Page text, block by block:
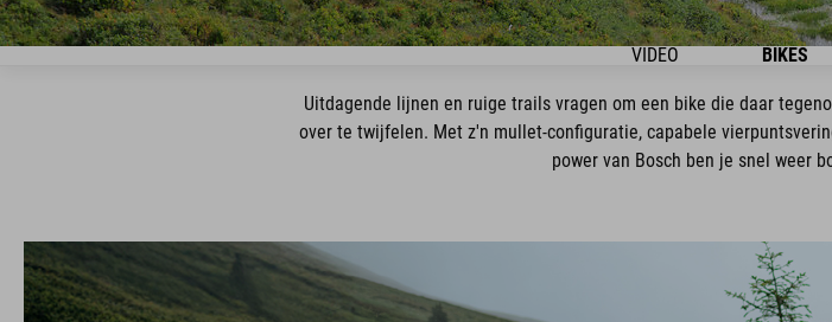
VIDEO BIKES
Uitdagende lijnen en ruige trails vragen om een bike die daar
over te twijfelen. Met z'n mullet-configuratie, capabele
power van Bosch ben je snel weer